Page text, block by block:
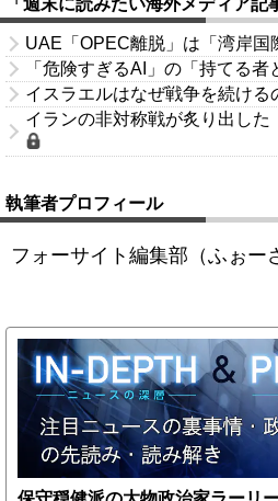
UAE「OPEC離脱」は「湾岸国
「危険すぎるAI」の「持てる者
イスラエルはなぜ戦争を続ける
イランの非対称戦が炙り出し
執筆者プロフィール
フォーサイト編集部（ふぉー